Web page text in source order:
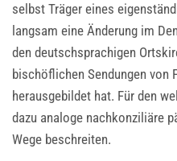
selbst Träger eines
langsam eine Änderung im
den deutschsprachigen
bischöflichen Sendungen von
herausgebildet hat. Für den
dazu analoge nachkonziliäre
Wege beschreiten.